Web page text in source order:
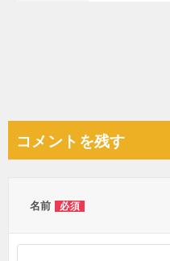
ビ
コメントを残す
名前 必須